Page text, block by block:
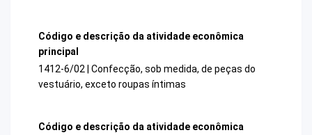
Código e descrição da atividade econômica
principal
1412-6/02 | Confecção, sob medida, de peças do
vestuário, exceto roupas íntimas
Código e descrição da atividade econômica